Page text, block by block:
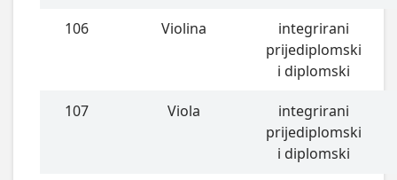
106 Violina
integrirani
prijediplomski
i diplomski
107 Viola
integrirani
prijediplomski
i diplomski